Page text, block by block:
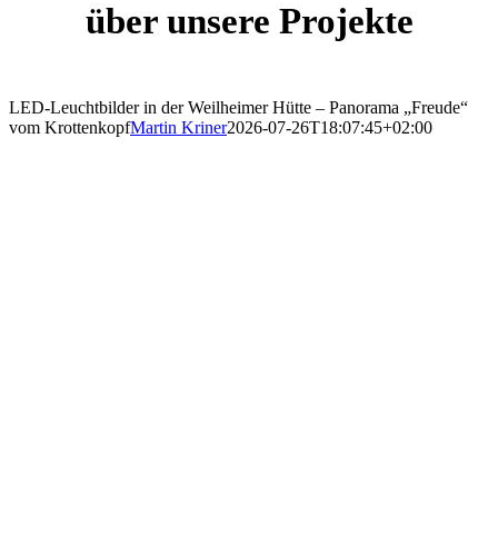
über unsere Projekte
LED-Leuchtbilder in der Weilheimer Hütte – Panorama „Freude“
vom KrottenkopfMartin Kriner2026-07-26T18:07:45+02:00